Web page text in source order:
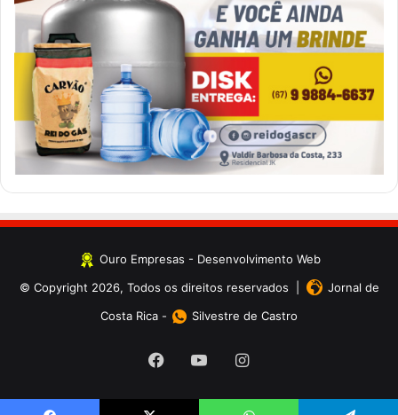
Ouro Empresas - Desenvolvimento Web
© Copyright 2026, Todos os direitos reservados |
Jornal de
Costa Rica - Silvestre de Castro
Facebook
YouTubeInstagram